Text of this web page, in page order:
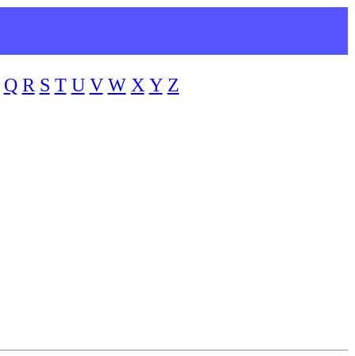
Q R S T U V W X Y Z